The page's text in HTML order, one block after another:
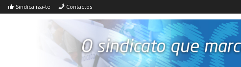
Sindicaliza-te Contactos